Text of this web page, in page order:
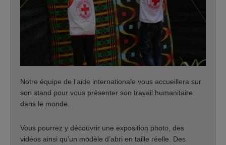
Notre équipe de l’aide internationale vous accueillera sur
son stand pour vous présenter son travail humanitaire
dans le monde.
Vous pourrez y découvrir une exposition photo, des
vidéos ainsi qu’un modèle d’abri en taille réelle. Des